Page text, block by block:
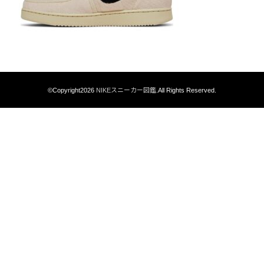
©Copyright2026 NIKEスニーカー図鑑.All Rights Reserved.